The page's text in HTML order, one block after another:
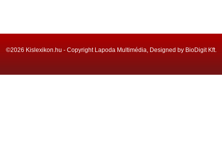
©2026 Kislexikon.hu - Copyright Lapoda Multimédia, Designed by BioDigit Kft.